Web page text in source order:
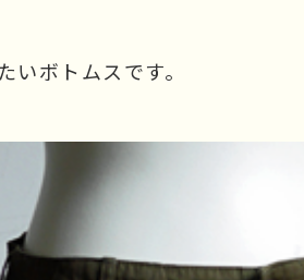
ボトムスです。